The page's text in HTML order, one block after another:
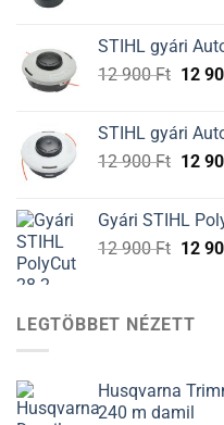
STIHL gyári
12 900Ft
12
900
12
STIHL gyári
12 900Ft
12
900
12
Gyári STIHL
12 900Ft
12
12
LEGTÖBBET NÉZETT
Husqvarna
240 m damil